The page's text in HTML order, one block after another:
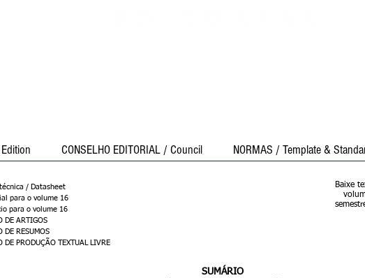
CONSELHO EDITORIAL / Council NORMAS / Template &
/ Datasheet
para o volume 16
para o volume 16
DE ARTIGOS
DE RESUMOS
DE PRODUÇÃO TEXTUAL LIVRE
Baixe
SUMÁRIO